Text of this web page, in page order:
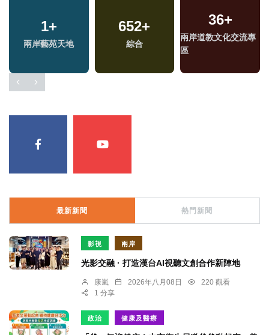
1+
兩岸藝苑天地
652+
綜合
36+
兩岸道教文化交流專
區
最新新聞 熱門新聞
影視 兩岸
光影交融 · 打造漢台AI視聽文創合作新陣地
康嵐 2026年八月08日
220 觀看
1 分享
政治 健康及醫療